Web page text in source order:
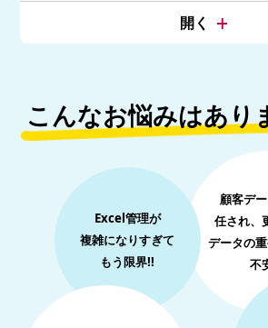
こんなお悩みはあり
Excel管理が
複雑になりすぎて
もう限界!!
顧客デ
任され、
データの
不